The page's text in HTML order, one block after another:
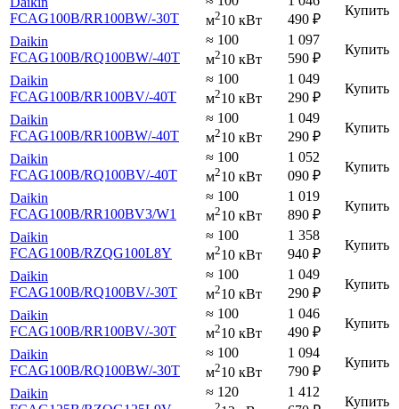
FCAG100B/RR100BW/-30T
м210 кВт
490 ₽
Купить
Daikin
FCAG100B/RQ100BW/-40T
≈ 100
м210 кВт
1 097
590 ₽
Купить
Daikin
FCAG100B/RR100BV/-40T
≈ 100
м210 кВт
1 049
290 ₽
Купить
Daikin
FCAG100B/RR100BW/-40T
≈ 100
м210 кВт
1 049
290 ₽
Купить
Daikin
FCAG100B/RQ100BV/-40T
≈ 100
м210 кВт
1 052
090 ₽
Купить
Daikin
FCAG100B/RR100BV3/W1
≈ 100
м210 кВт
1 019
890 ₽
Купить
Daikin
FCAG100B/RZQG100L8Y
≈ 100
м210 кВт
1 358
940 ₽
Купить
Daikin
FCAG100B/RQ100BV/-30T
≈ 100
м210 кВт
1 049
290 ₽
Купить
Daikin
FCAG100B/RR100BV/-30T
≈ 100
м210 кВт
1 046
490 ₽
Купить
Daikin
FCAG100B/RQ100BW/-30T
≈ 100
м210 кВт
1 094
790 ₽
Купить
Daikin
≈ 120
1 412
Купить